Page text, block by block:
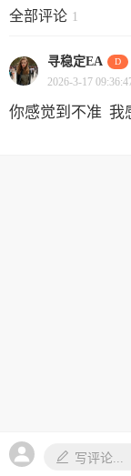
全部评论 1
寻稳定EA D
2026-3-17
你感觉到不准 我
写评论...